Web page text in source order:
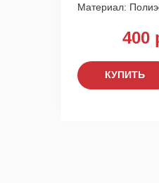
Материал:
400
КУПИТЬ